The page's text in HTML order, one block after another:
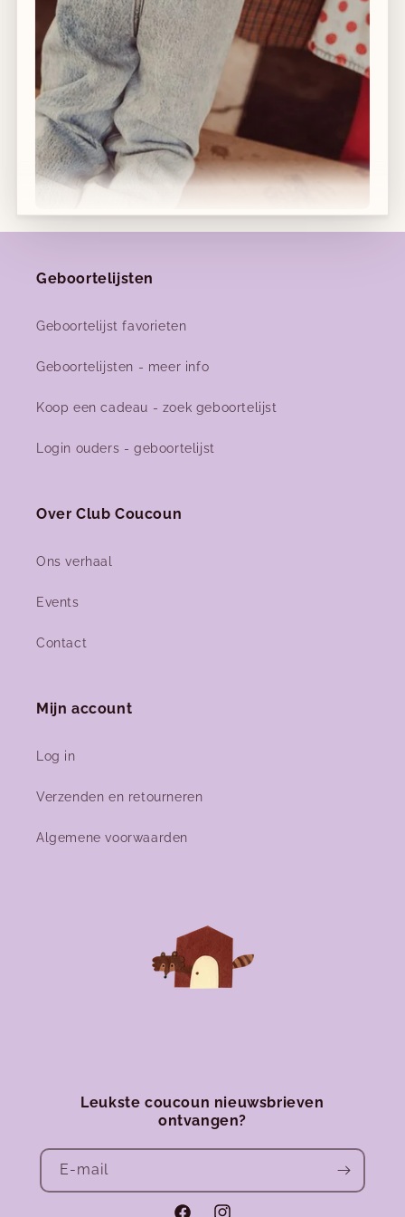
♥ Bewaar voor geboortelijst
Afhalen in winkel mogelijk
14 dagen retourrecht
Gratis verzending vanaf €120 in België
Geboortelijsten
Geboortelijst favorieten
Geboortelijsten - meer info
Koop een cadeau - zoek geboortelijst
Login ouders - geboortelijst
Over Club Coucoun
Ons verhaal
Events
Contact
Mijn account
Log in
Verzenden en retourneren
Algemene voorwaarden
Leukste coucoun nieuwsbrieven
ontvangen?
E‑mail
Nieuwe herfst-winter collecties in ons clubje &